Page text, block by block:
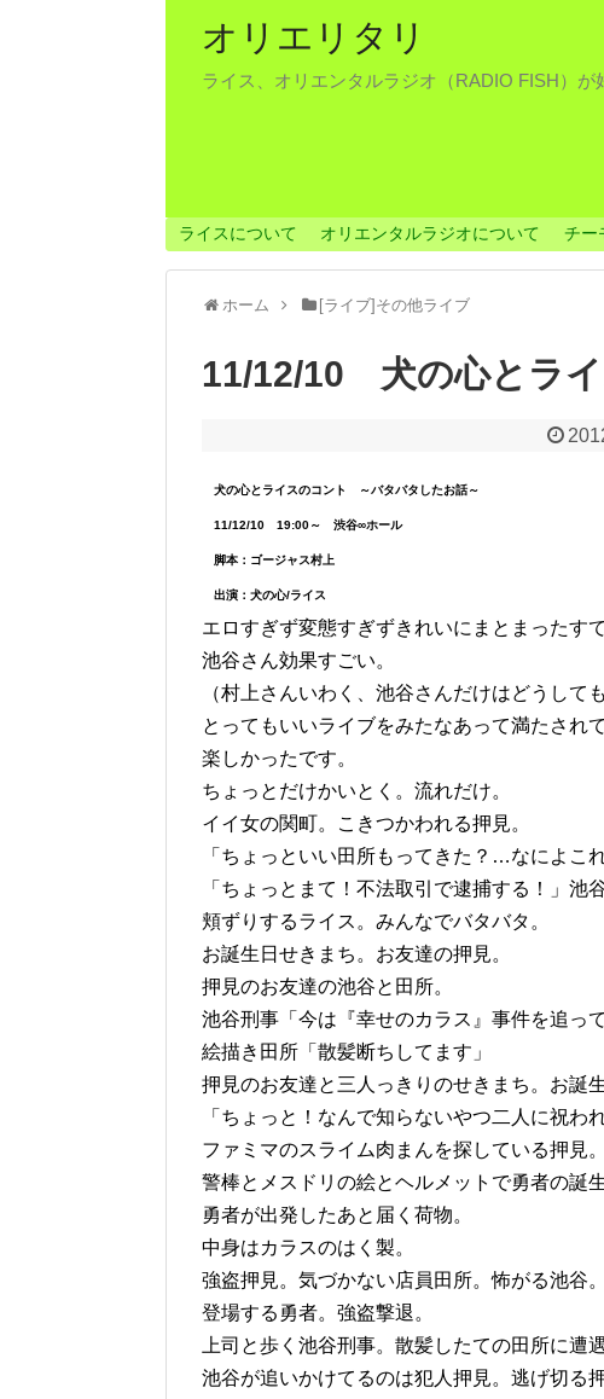
オリエリタリ
ライス、オリエンタルラジオ（RADIO FISH）
ライスについて オリエンタルラジオについて チー
ホーム [ライブ]その他ライブ
11/12/10 犬の心とライ
犬の心とライスのコント ～バタバタしたお話～
11/12/10 19:00～ 渋谷∞ホール
脚本：ゴージャス村上
出演：犬の心/ライス
エロすぎず変態すぎずきれいにまとまったす
池谷さん効果すごい。
（村上さんいわく、池谷さんだけはどうして
とってもいいライブをみたなあって満たされ
楽しかったです。
ちょっとだけかいとく。流れだけ。
イイ女の関町。こきつかわれる押見。
「ちょっといい田所もってきた？…なによこ
「ちょっとまて！不法取引で逮捕する！」池
頬ずりするライス。みんなでバタバタ。
お誕生日せきまち。お友達の押見。
押見のお友達の池谷と田所。
池谷刑事「今は『幸せのカラス』事件を追って
絵描き田所「散髪断ちしてます」
押見のお友達と三人っきりのせきまち。お誕生
「ちょっと！なんで知らないやつ二人に祝わ
ファミマのスライム肉まんを探している押見。
警棒とメスドリの絵とヘルメットで勇者の誕生
勇者が出発したあと届く荷物。
中身はカラスのはく製。
強盗押見。気づかない店員田所。怖がる池谷。
登場する勇者。強盗撃退。
上司と歩く池谷刑事。散髪したての田所に遭遇
池谷が追いかけてるのは犯人押見。逃げ切る押